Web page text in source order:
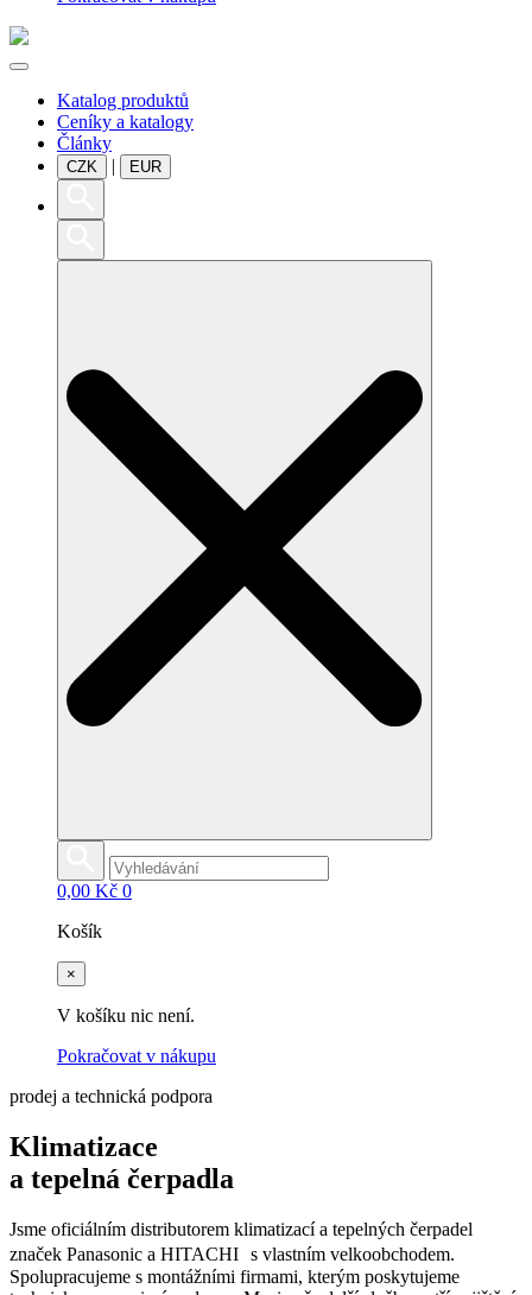
Katalog produktů
Ceníky a katalogy
Články
CZK | EUR
Search
0,00 Kč 0
Košík
×
V košíku nic není.
Pokračovat v nákupu
prodej a technická podpora
Klimatizace
a tepelná čerpadla
Jsme oficiálním distributorem klimatizací a tepelných čerpadel
značek Panasonic a HITACHI s vlastním velkoobchodem.
Spolupracujeme s montážními firmami, kterým poskytujeme